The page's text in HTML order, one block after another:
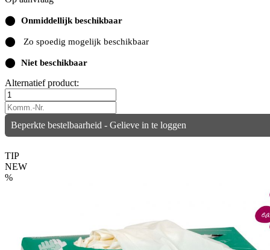
⬤ Onmiddellijk beschikbaar
⬤ Zo spoedig mogelijk beschikbaar
⬤ Niet beschikbaar
Alternatief product:
Beperkte bestelbaarheid - Gelieve in te loggen
TIP
NEW
%